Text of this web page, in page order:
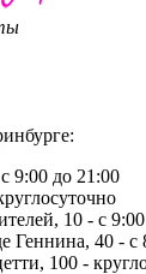
с 9:00 до 21:00
10 - с
Геннина, 40 - с
100 -